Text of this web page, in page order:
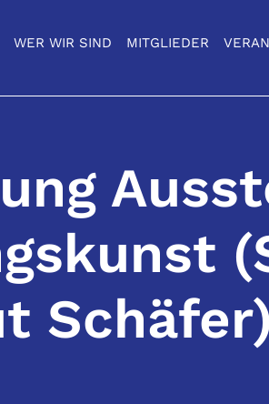
WER WIR SIND MITGLIEDER
Schäfer)